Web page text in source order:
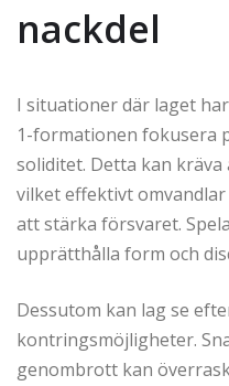
nackdel
I situationer där laget
1-formationen fokusera
soliditet. Detta kan
vilket effektivt
att stärka försvaret.
upprätthålla form och
Dessutom kan lag se
kontringsmöjligheter.
genombrott kan